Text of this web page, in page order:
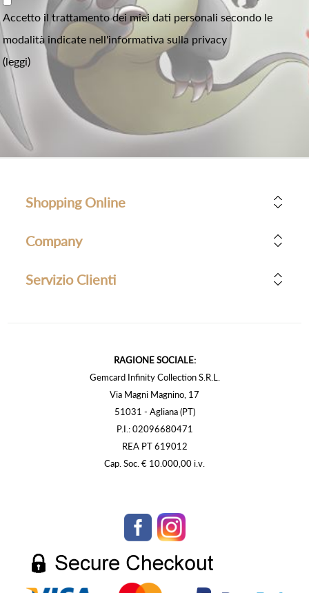
Accetto il trattamento dei miei dati personali secondo le
modalità indicate nell'informativa sulla privacy
(leggi)
Shopping Online
Company
Servizio Clienti
RAGIONE SOCIALE:
Gemcard Infinity Collection S.R.L.
Via Magni Magnino, 17
51031 - Agliana (PT)
P.I.: 02096680471
REA PT 619012
Cap. Soc. € 10.000,00 i.v.